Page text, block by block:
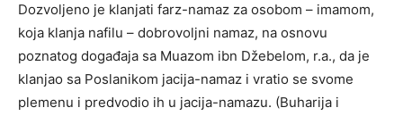
Dozvoljeno je klanjati farz-namaz za osobom – imamom,
koja klanja nafilu – dobrovoljni namaz, na osnovu
poznatog događaja sa Muazom ibn Džebelom, r.a., da je
klanjao sa Poslanikom jacija-namaz i vratio se svome
plemenu i predvodio ih u jacija-namazu. (Buharija i